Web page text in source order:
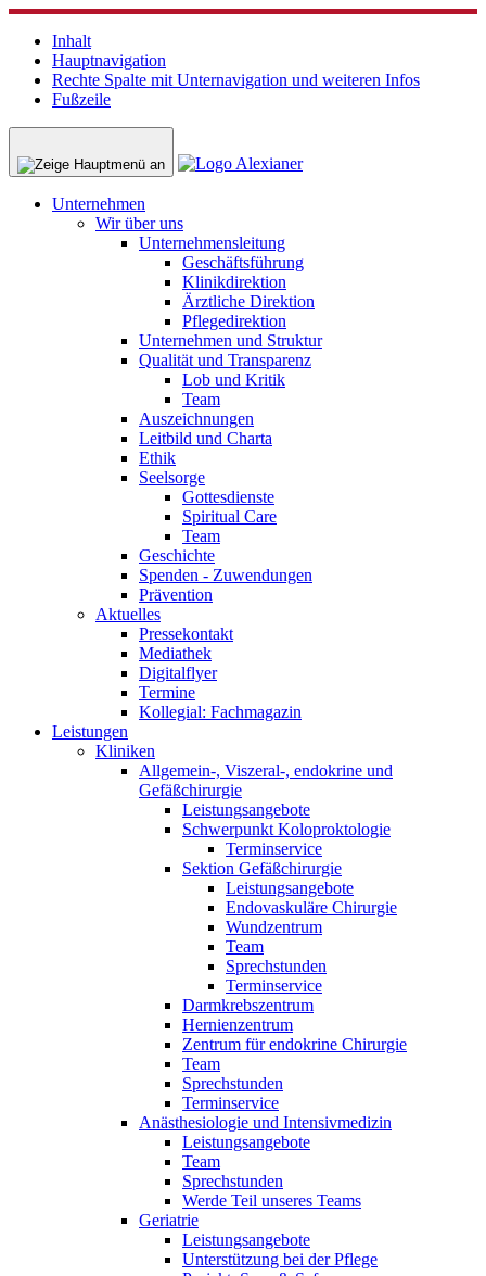
Inhalt
Hauptnavigation
Rechte Spalte mit Unternavigation und weiteren Infos
Fußzeile
Unternehmen
Wir über uns
Unternehmensleitung
Geschäftsführung
Klinikdirektion
Ärztliche Direktion
Pflegedirektion
Unternehmen und Struktur
Qualität und Transparenz
Lob und Kritik
Team
Auszeichnungen
Leitbild und Charta
Ethik
Seelsorge
Gottesdienste
Spiritual Care
Team
Geschichte
Spenden - Zuwendungen
Prävention
Aktuelles
Pressekontakt
Mediathek
Digitalflyer
Termine
Kollegial: Fachmagazin
Leistungen
Kliniken
Allgemein-, Viszeral-, endokrine und
Gefäßchirurgie
Leistungsangebote
Schwerpunkt Koloproktologie
Terminservice
Sektion Gefäßchirurgie
Leistungsangebote
Endovaskuläre Chirurgie
Wundzentrum
Team
Sprechstunden
Terminservice
Darmkrebszentrum
Hernienzentrum
Zentrum für endokrine Chirurgie
Team
Sprechstunden
Terminservice
Anästhesiologie und Intensivmedizin
Leistungsangebote
Team
Sprechstunden
Werde Teil unseres Teams
Geriatrie
Leistungsangebote
Unterstützung bei der Pflege